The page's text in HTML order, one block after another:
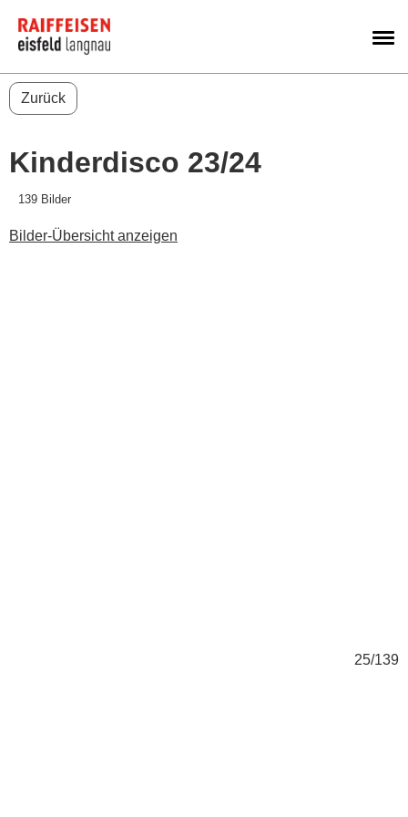
Zurück
Kinderdisco 23/24
139 Bilder
Bilder-Übersicht anzeigen
25/139